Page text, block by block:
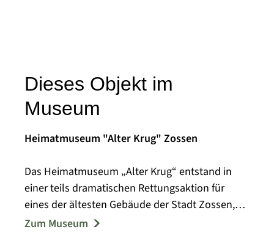
Dieses Objekt im
Museum
Heimatmuseum "Alter Krug" Zossen
Das Heimatmuseum „Alter Krug“ entstand in
einer teils dramatischen Rettungsaktion für
eines der ältesten Gebäude der Stadt Zossen,
die bis Anfang der achtziger Jahre des
Zum Museum